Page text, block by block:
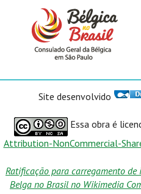
Site desenvolvido
Essa obra é
Attribution-NonCommercial-
Ratificação para carregamento
Belga no Brasil no Wikimedia